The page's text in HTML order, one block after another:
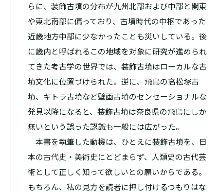
らに、装飾古墳の分布が九州北部および中部と関東
や東北南部に偏っており、古墳時代の中枢であった
近畿地方中部に少なかったことも災いしている。後
に畿内と呼ばれるこの地域を対象に研究が進められ
てきた考古学の世界では、装飾古墳はローカルな古
墳文化に位置づけられた。逆に、飛鳥の高松塚古
墳、キトラ古墳など壁画古墳のセンセーショナルな
発見以降になると、装飾古墳は奈良県の飛鳥にしか
無いという誤った認識も一般には広がった。
本書を執筆した動機は、ひとえに装飾古墳を、日
本の古代史・美術史にとどまらず、人類史の古代芸
術として正しく知って欲しいとの願いからである。
もちろん、私の見方を読者に押し付けるつもりはな